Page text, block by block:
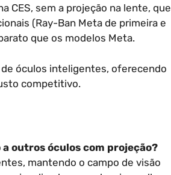
CES, sem a projeção na lente, que
(Ray-Ban Meta de primeira e
que os modelos Meta.
óculos inteligentes, oferecendo
competitivo.
outros óculos com projeção?
mantendo o campo de visão